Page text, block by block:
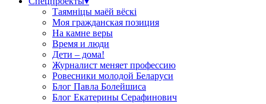
Таямніцы маёй вёскі
Моя гражданская позиция
На камне веры
Время и люди
Дети – дома!
Журналист меняет профессию
Ровесники молодой Беларуси
Блог Павла Болейшиса
Блог Екатерины Серафинович